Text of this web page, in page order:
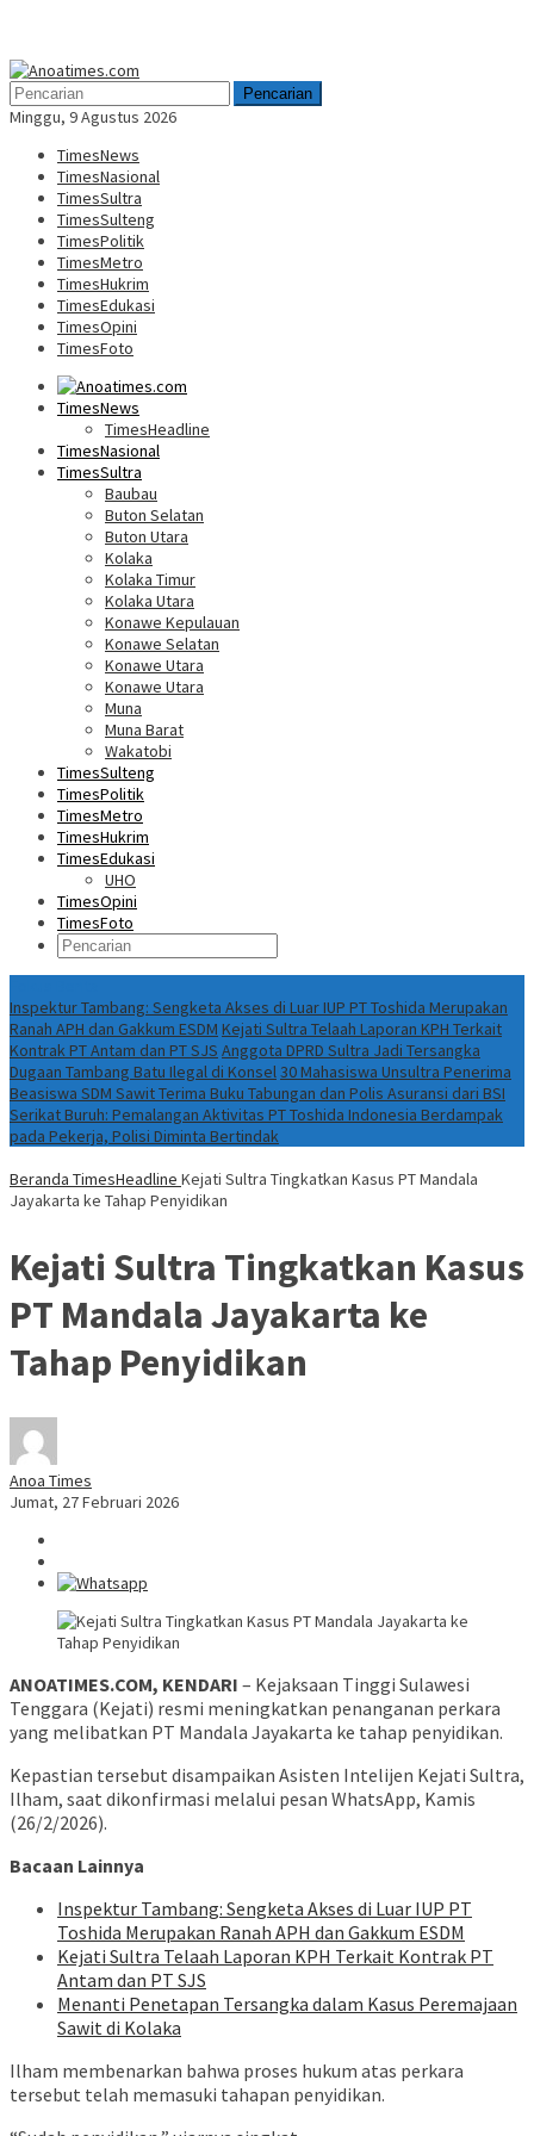
Menu
Mobile
Pencarian
Minggu, 9 Agustus 2026
TimesNews
TimesNasional
TimesSultra
TimesSulteng
TimesPolitik
TimesMetro
TimesHukrim
TimesEdukasi
TimesOpini
TimesFoto
TimesNews
TimesHeadline
TimesNasional
TimesSultra
Baubau
Buton Selatan
Buton Utara
Kolaka
Kolaka Timur
Kolaka Utara
Konawe Kepulauan
Konawe Selatan
Konawe Utara
Konawe Utara
Muna
Muna Barat
Wakatobi
TimesSulteng
TimesPolitik
TimesMetro
TimesHukrim
TimesEdukasi
UHO
TimesOpini
TimesFoto
Inspektur Tambang: Sengketa Akses di Luar IUP PT Toshida Merupakan
Ranah APH dan Gakkum ESDM Kejati Sultra Telaah Laporan KPH Terkait
Kontrak PT Antam dan PT SJS Anggota DPRD Sultra Jadi Tersangka
Dugaan Tambang Batu Ilegal di Konsel30 Mahasiswa Unsultra Penerima
Beasiswa SDM Sawit Terima Buku Tabungan dan Polis Asuransi dari BSI
Serikat Buruh: Pemalangan Aktivitas PT Toshida Indonesia Berdampak
pada Pekerja, Polisi Diminta Bertindak
Beranda TimesHeadline Kejati Sultra Tingkatkan Kasus PT Mandala
Jayakarta ke Tahap Penyidikan
Kejati Sultra Tingkatkan Kasus
PT Mandala Jayakarta ke
Tahap Penyidikan
Anoa Times
Jumat, 27 Februari 2026
ANOATIMES.COM, KENDARI – Kejaksaan Tinggi Sulawesi
Tenggara (Kejati) resmi meningkatkan penanganan perkara
yang melibatkan PT Mandala Jayakarta ke tahap penyidikan.
Kepastian tersebut disampaikan Asisten Intelijen Kejati Sultra,
Ilham, saat dikonfirmasi melalui pesan WhatsApp, Kamis
(26/2/2026).
Bacaan Lainnya
Inspektur Tambang: Sengketa Akses di Luar IUP PT
Toshida Merupakan Ranah APH dan Gakkum ESDM
Kejati Sultra Telaah Laporan KPH Terkait Kontrak PT
Antam dan PT SJS
Menanti Penetapan Tersangka dalam Kasus Peremajaan
Sawit di Kolaka
Ilham membenarkan bahwa proses hukum atas perkara
tersebut telah memasuki tahapan penyidikan.